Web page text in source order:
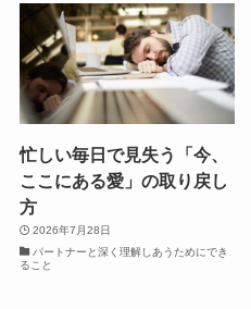
忙しい毎日で見失う「今、
ここにある愛」の取り戻し
方
2026年7月28日
パートナーと深く理解しあうためにでき
ること